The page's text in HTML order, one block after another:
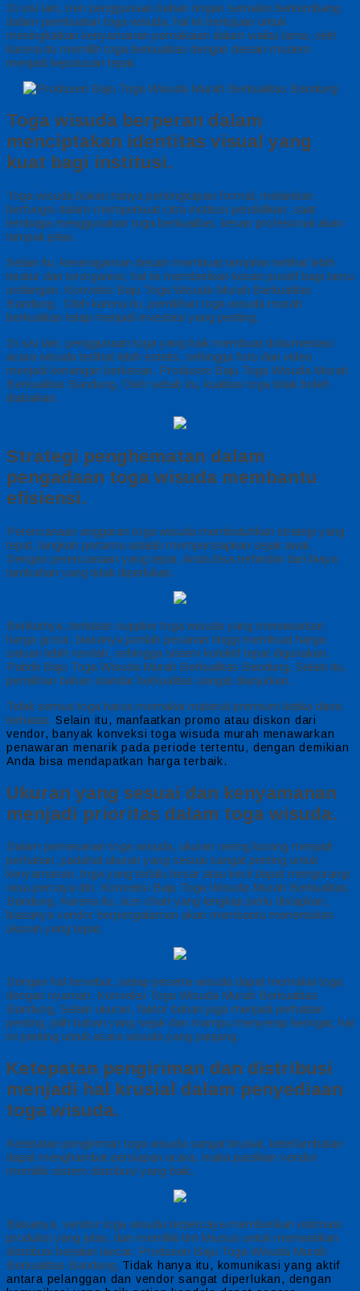
Di sisi lain, tren penggunaan bahan ringan semakin berkembang
dalam pembuatan toga wisuda, hal ini bertujuan untuk
meningkatkan kenyamanan pemakaian dalam waktu lama, oleh
karena itu memilih toga berkualitas dengan desain modern
menjadi keputusan tepat.
Toga wisuda berperan dalam
menciptakan identitas visual yang
kuat bagi institusi.
Toga wisuda bukan hanya perlengkapan formal, melainkan
berfungsi dalam memperkuat citra institusi pendidikan, saat
lembaga menggunakan toga berkualitas, kesan profesional akan
tampak jelas.
Selain itu, keseragaman desain membuat tampilan terlihat lebih
teratur dan terorganisir, hal ini memberikan kesan positif bagi tamu
undangan. Konveksi Baju Toga Wisuda Murah Berkualitas
Bandung, Oleh karena itu, pemilihan toga wisuda murah
berkualitas tetap menjadi investasi yang penting.
Di sisi lain, penggunaan toga yang baik membuat dokumentasi
acara wisuda terlihat lebih estetis, sehingga foto dan video
menjadi kenangan berkesan. Produsen Baju Toga Wisuda Murah
Berkualitas Bandung, Oleh sebab itu, kualitas toga tidak boleh
diabaikan.
Strategi penghematan dalam
pengadaan toga wisuda membantu
efisiensi.
Perencanaan anggaran toga wisuda membutuhkan strategi yang
tepat, langkah pertama adalah mempersiapkan sejak awal.
Dengan perencanaan yang tepat, Anda bisa terhindar dari biaya
tambahan yang tidak diperlukan.
Berikutnya, tentukan supplier toga wisuda yang menawarkan
harga grosir, biasanya jumlah pesanan tinggi membuat harga
satuan lebih rendah, sehingga sistem kolektif tepat digunakan.
Pabrik Baju Toga Wisuda Murah Berkualitas Bandung, Selain itu,
pemilihan bahan standar berkualitas sangat dianjurkan.
Tidak semua toga harus memakai material premium ketika dana
terbatas. Selain itu, manfaatkan promo atau diskon dari
vendor, banyak konveksi toga wisuda murah menawarkan
penawaran menarik pada periode tertentu, dengan demikian
Anda bisa mendapatkan harga terbaik.
Ukuran yang sesuai dan kenyamanan
menjadi prioritas dalam toga wisuda.
Dalam pemesanan toga wisuda, ukuran sering kurang menjadi
perhatian, padahal ukuran yang sesuai sangat penting untuk
kenyamanan, toga yang terlalu besar atau kecil dapat mengurangi
rasa percaya diri. Konveksi Baju Toga Wisuda Murah Berkualitas
Bandung, Karena itu, size chart yang lengkap perlu disiapkan,
biasanya vendor berpengalaman akan membantu menentukan
ukuran yang tepat.
Dengan hal tersebut, setiap peserta wisuda dapat memakai toga
dengan nyaman. Konveksi Toga Wisuda Murah Berkualitas
Bandung, Selain ukuran, faktor bahan juga menjadi perhatian
penting, pilih bahan yang sejuk dan mampu menyerap keringat, hal
ini penting untuk acara wisuda yang panjang.
Ketepatan pengiriman dan distribusi
menjadi hal krusial dalam penyediaan
toga wisuda.
Ketepatan pengiriman toga wisuda sangat krusial, keterlambatan
dapat menghambat persiapan acara, maka pastikan vendor
memiliki sistem distribusi yang baik.
Biasanya, vendor toga wisuda terpercaya memberikan estimasi
produksi yang jelas, dan memiliki tim khusus untuk memastikan
distribusi berjalan lancar. Produsen Baju Toga Wisuda Murah
Berkualitas Bandung, Tidak hanya itu, komunikasi yang aktif
antara pelanggan dan vendor sangat diperlukan, dengan